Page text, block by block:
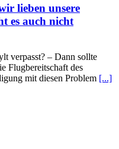
lieben unsere
es auch nicht
verpasst? – Dann sollte
Flugbereitschaft des
mit diesen Problem [...]